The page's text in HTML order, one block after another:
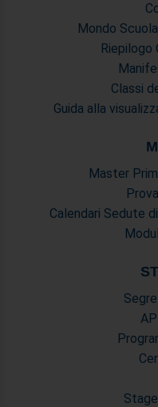
Mondo
Classi
Guida alla
Master
Calendari Sedute